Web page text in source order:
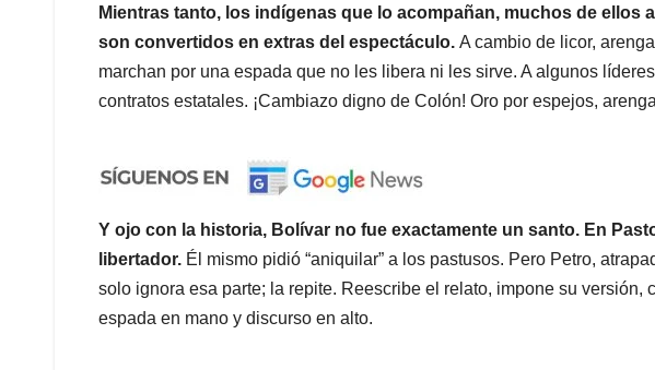
Mientras tanto, los indígenas que lo acompañan, muchos de ellos
son convertidos en extras del espectáculo. A cambio de licor,
marchan por una espada que no les libera ni les sirve. A algunos
contratos estatales. ¡Cambiazo digno de Colón! Oro por espejos,
Y ojo con la historia, Bolívar no fue exactamente un santo. En
libertador. Él mismo pidió “aniquilar” a los pastusos. Pero Petro,
solo ignora esa parte; la repite. Reescribe el relato, impone su versión,
espada en mano y discurso en alto.